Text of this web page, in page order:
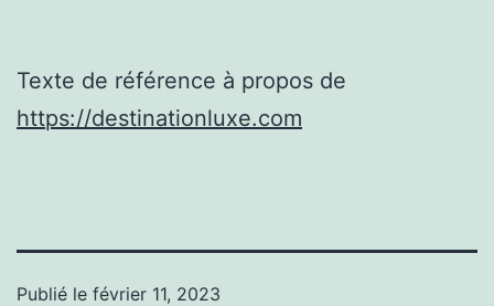
Texte de référence à propos de
https://destinationluxe.com
Publié le février 11, 2023